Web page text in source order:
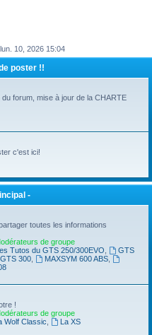
10, 2026 15:04
poster !!
forum, mise à jour de la CHARTE
c'est ici!
-
toutes les informations
de groupe
Tutos du GTS 250/300EVO
GTS
300, MAXSYM 600 ABS,
!
de groupe
Wolf Classic
La XS